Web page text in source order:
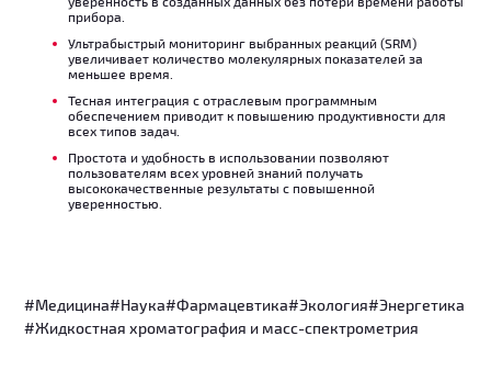
прибора.
Ультрабыстрый мониторинг выбранных реакций (SRM)
увеличивает количество молекулярных показателей за
меньшее время.
Тесная интеграция с отраслевым программным
обеспечением приводит к повышению продуктивности для
всех типов задач.
Простота и удобность в использовании позволяют
пользователям всех уровней знаний получать
высококачественные результаты с повышенной
уверенностью.
#Медицина#Наука#Фармацевтика#Экология#Энергетика
#Жидкостная хроматография и масс-спектрометрия